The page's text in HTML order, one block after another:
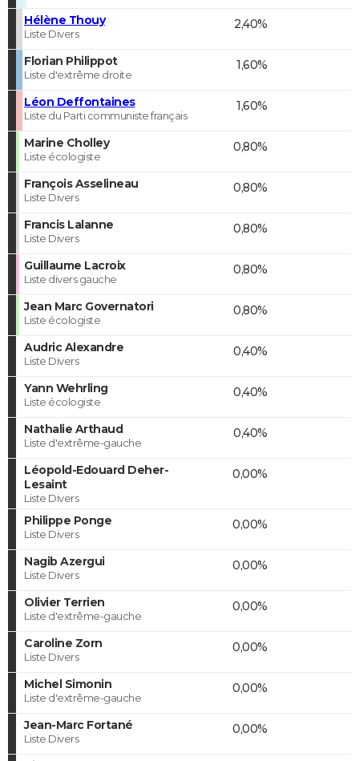
Hélène Thouy
Liste Divers
2,40%
Florian Philippot
Liste d'extrême droite
1,60%
Léon Deffontaines
Liste du Parti communiste français
1,60%
Marine Cholley
Liste écologiste
0,80%
François Asselineau
Liste Divers
0,80%
Francis Lalanne
Liste Divers
0,80%
Guillaume Lacroix
Liste divers gauche
0,80%
Jean Marc Governatori
Liste écologiste
0,80%
Audric Alexandre
Liste Divers
0,40%
Yann Wehrling
Liste écologiste
0,40%
Nathalie Arthaud
Liste d'extrême-gauche
0,40%
Léopold-Edouard Deher-
Lesaint
Liste Divers
0,00%
Philippe Ponge
Liste Divers
0,00%
Nagib Azergui
Liste Divers
0,00%
Olivier Terrien
Liste d'extrême-gauche
0,00%
Caroline Zorn
Liste Divers
0,00%
Michel Simonin
Liste d'extrême-gauche
0,00%
Jean-Marc Fortané
Liste Divers
0,00%